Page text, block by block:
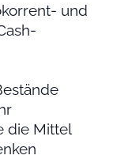
und
die Mittel